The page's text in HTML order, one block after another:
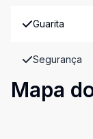
Guarita
Segurança
Mapa